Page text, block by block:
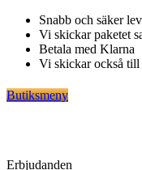
Hoppa
innehåll
Snabb och säker
Vi skickar paketet
Betala med Klarna
Vi skickar också
Butiksmeny
Erbjudanden